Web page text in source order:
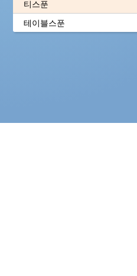
티스푼
테이블스푼